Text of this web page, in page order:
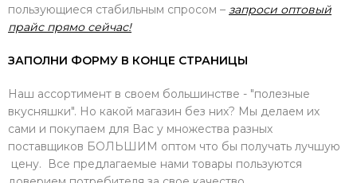
пользующиеся стабильным спросом – запроси оптовый
прайс прямо сейчас!
ЗАПОЛНИ ФОРМУ В КОНЦЕ СТРАНИЦЫ
Наш ассортимент в своем большинстве - "полезные
вкусняшки". Но какой магазин без них? Мы делаем их
сами и покупаем для Вас у множества разных
поставщиков БОЛЬШИМ оптом что бы получать лучшую
цену. Все предлагаемые нами товары пользуются